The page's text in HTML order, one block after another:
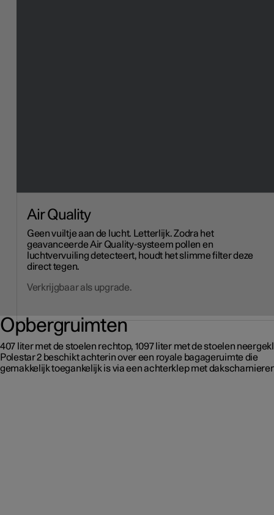
Air Quality
Geen vuiltje aan de lucht. Letterlijk. Zodra het
geavanceerde Air Quality-systeem pollen en
luchtvervuiling detecteert, houdt het slimme filter deze
direct tegen.
Verkrijgbaar als upgrade.
Opbergruimten
407 liter met de stoelen rechtop, 1097 liter met de stoelen
Polestar 2 beschikt achterin over een royale bagageruimte die
gemakkelijk toegankelijk is via een achterklep met